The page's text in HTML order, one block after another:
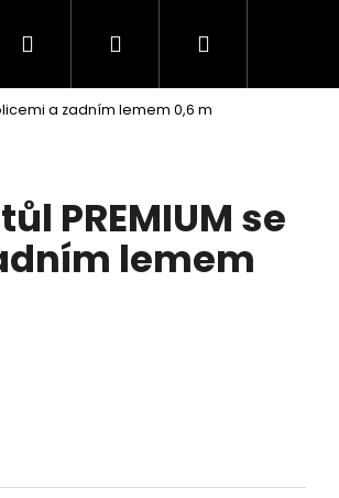
Hledat PřihlášeníNákupní
a zadním lemem 0,6 m
PREMIUM se
lemem